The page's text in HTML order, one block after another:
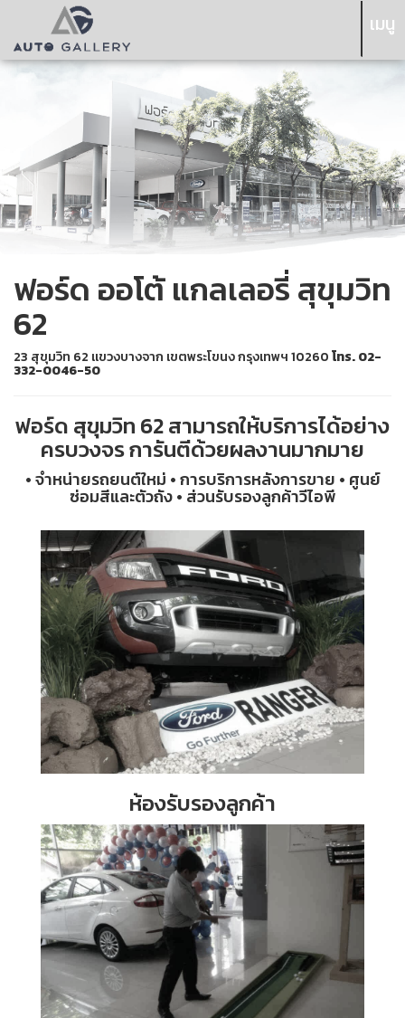
เมนู
ฟอร์ด ออโต้ แกลเลอรี่ สุขุมวิท
62
23 สุขุมวิท 62 แขวงบางจาก เขตพระโขนง กรุงเทพฯ 10260โทร. 02-
332-0046-50
ฟอร์ด สุขุมวิท 62 สามารถให้บริการได้อย่าง
ครบวงจร การันตีด้วยผลงานมากมาย
• จำหน่ายรถยนต์ใหม่ • การบริการหลังการขาย • ศูนย์
ซ่อมสีและตัวถัง • ส่วนรับรองลูกค้าวีไอพี
ห้องรับรองลูกค้า